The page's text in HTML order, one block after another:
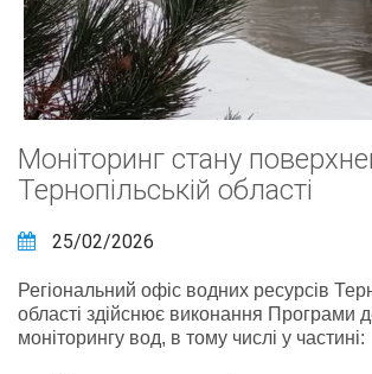
Моніторинг стану
Тернопільській області
25/02/2026
Регіональний офіс водних ресурсів
області здійснює виконання Програми
моніторингу вод, в тому числі у частині: